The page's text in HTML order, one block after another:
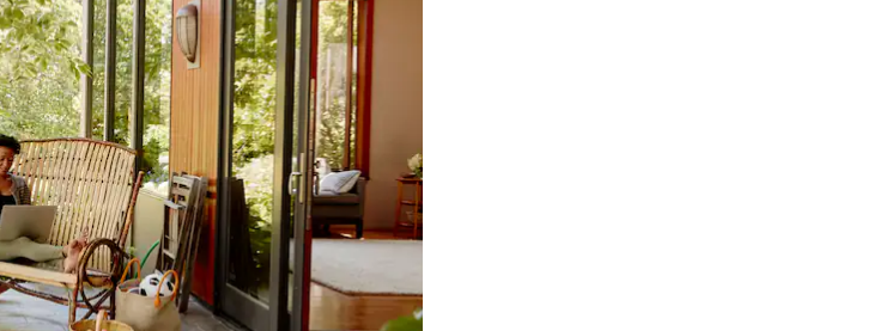
les parcourir ou en appuyant et en faisant glisser.